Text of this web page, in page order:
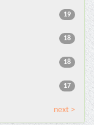
19
18
18
17
next >